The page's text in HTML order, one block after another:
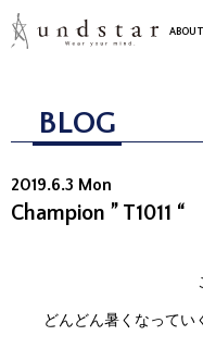
ABOUT
BLOG
2019.6.3 Mon
Champion ” T1011 “
どんどん暑くなって